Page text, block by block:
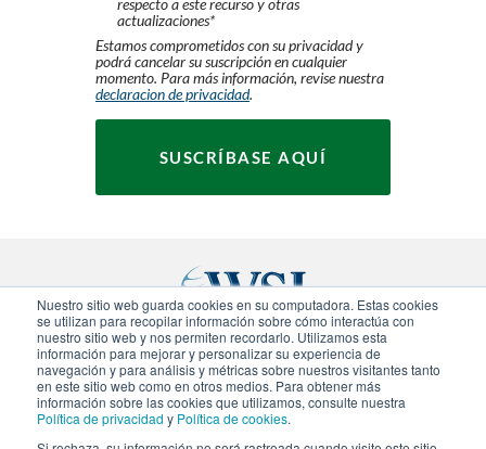
Nuestro sitio web guarda cookies en su computadora. Estas cookies
se utilizan para recopilar información sobre cómo interactúa con
nuestro sitio web y nos permiten recordarlo. Utilizamos esta
información para mejorar y personalizar su experiencia de
navegación y para análisis y métricas sobre nuestros visitantes tanto
en este sitio web como en otros medios. Para obtener más
información sobre las cookies que utilizamos, consulte nuestra
Política de privacidad y Política de cookies.
respecto a este recurso y otras
actualizaciones*
Estamos comprometidos con su privacidad y
podrá cancelar su suscripción en cualquier
momento. Para más información, revise nuestra
declaracion de privacidad.
© 2020- 2026WSI. Todos los derechos reservados.
WSI ICE y WSI IM son marcas registradas.
Declaracion de Privacidad.Politica de Cookies